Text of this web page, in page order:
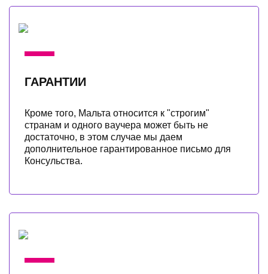
ГАРАНТИИ
Кроме того, Мальта относится к "строгим"
странам и одного ваучера может быть не
достаточно, в этом случае мы даем
дополнительное гарантированное письмо для
Консульства.